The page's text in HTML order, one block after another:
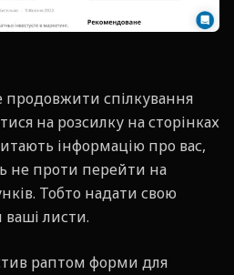
спілкування
на розсилку на сторінках
інформацію про вас,
не проти перейти на
Тобто надати свою
листи.
раптом форми для